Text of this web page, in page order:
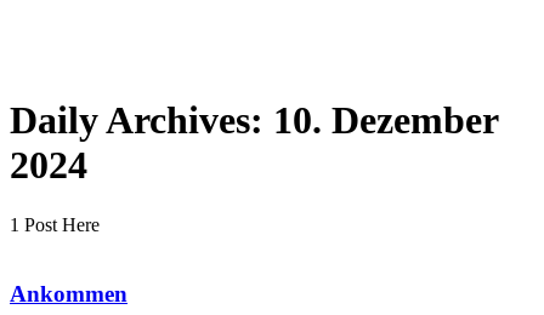
Daily Archives: 10. Dezember
2024
1 Post Here
Ankommen